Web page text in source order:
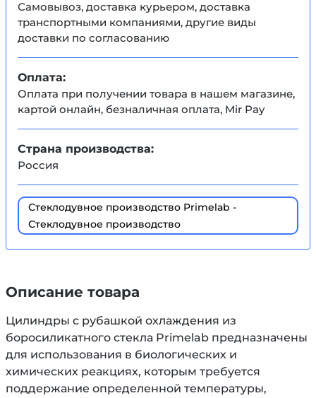
Самовывоз, доставка курьером, доставка
транспортными компаниями, другие виды
доставки по согласованию
Оплата:
Оплата при получении товара в нашем магазине,
картой онлайн, безналичная оплата, Mir Pay
Страна производства:
Россия
Стеклодувное производство Primelab -
Стеклодувное производство
Описание товара
Цилиндры с рубашкой охлаждения из
боросиликатного стекла Primelab предназначены
для использования в биологических и
химических реакциях, которым требуется
поддержание определенной температуры,